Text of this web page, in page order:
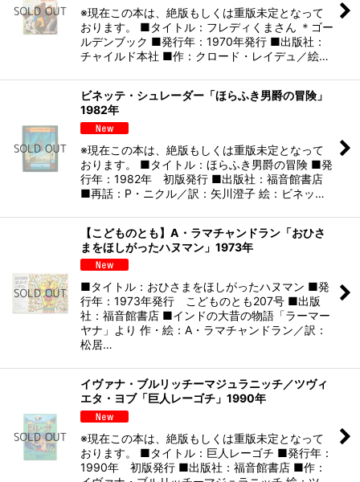
※現在この本は、絶版もしくは重版未定となって
おります。 ■タイトル：フレディくまさん ＊ゴー
ルデンブック ■発行年：1970年発行 ■出版社：
チャイルド本社 ■作：クロード・レイデュ／絵…
ビネッテ・シュレーダー「ほらふき男爵の冒険」
1982年
※現在この本は、絶版もしくは重版未定となって
おります。 ■タイトル：ほらふき男爵の冒険 ■発
行年：1982年 初版発行 ■出版社：福音館書店
■再話：P・ニクル／訳：矢川澄子 絵：ビネッ…
【こどものとも】A・ラマチャンドラン「おひさ
まをほしがったハヌマン」1973年
■タイトル：おひさまをほしがったハヌマン ■発
行年：1973年発行 こどものとも207号 ■出版
社：福音館書店 ■インドの大昔の物語「ラーマー
ヤナ」より 作・絵：A・ラマチャンドラン／訳：
松居…
イヴァナ・ブルリッチーマジュラニッチ／ツヴィ
エタ・ヨブ「巨人レーゴチ」1990年
※現在この本は、絶版もしくは重版未定となって
おります。 ■タイトル：巨人レーゴチ ■発行年：
1990年 初版発行 ■出版社：福音館書店 ■作：